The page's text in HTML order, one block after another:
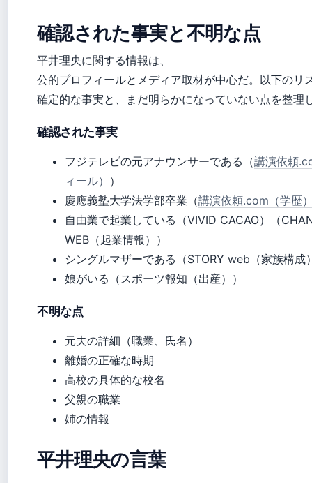
確認された事実と不明な点
平井理央に関する情報は、
公的プロフィールとメディア取材が中心だ。以下のリ
確定的な事実と、まだ明らかになっていない点を整理
確認された事実
フジテレビの元アナウンサーである（講演依頼
ィール） ）
慶應義塾大学法学部卒業（講演依頼.com（学歴
自由業で起業している（VIVID CACAO）（
WEB（起業情報））
シングルマザーである（STORY web（家族構成
娘がいる（スポーツ報知（出産））
不明な点
元夫の詳細（職業、氏名）
離婚の正確な時期
高校の具体的な校名
父親の職業
姉の情報
平井理央の言葉